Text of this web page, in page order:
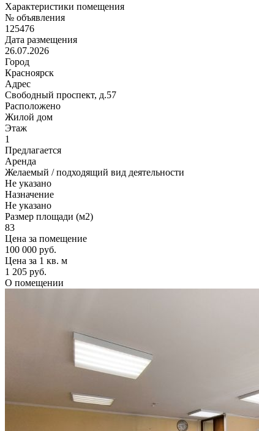
Характеристики помещения
№ объявления
125476
Дата размещения
26.07.2026
Город
Красноярск
Адрес
Свободный проспект, д.57
Расположено
Жилой дом
Этаж
1
Предлагается
Аренда
Желаемый / подходящий вид деятельности
Не указано
Назначение
Не указано
Размер площади (м2)
83
Цена за помещение
100 000 руб.
Цена за 1 кв. м
1 205 руб.
О помещении